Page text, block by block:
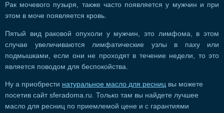
Рак мочевого пузыря, также часто появляется у мужчин и при
этом в моче появляется кровь.
Пятый вид раковой опухоли у мужчин, это лимфома, в этом
случае увеличиваются лимфатические узлы в паху или
подмышками, если они не проходят в течение недели, то это
является поводом для беспокойства.
Ну а приобрести натуральное масло для ресниц вы можете
посетив сайт sferadoma.ru. Только там вы найдете лучшее
масло для ресниц по приемлемой цене и с гарантиями